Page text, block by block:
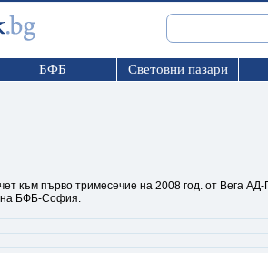
БФБ Световни пазари
към първо тримесечие на 2008 год. от Вега
на БФБ-София.